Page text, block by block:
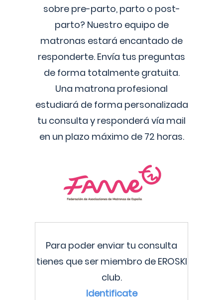
sobre pre-parto, parto o post-
parto? Nuestro equipo de
matronas estará encantado de
responderte. Envía tus preguntas
de forma totalmente gratuita.
Una matrona profesional
estudiará de forma personalizada
tu consulta y responderá vía mail
en un plazo máximo de 72 horas.
Para poder enviar tu consulta
tienes que ser miembro de EROSKI
club.
Identificate